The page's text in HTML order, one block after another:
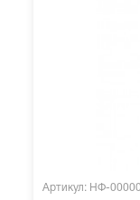
Артикул: НФ-